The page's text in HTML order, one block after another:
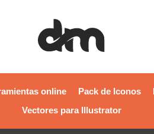
online Pack de Iconos
Vectores para Illustrator